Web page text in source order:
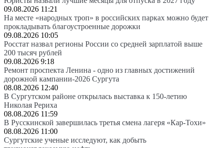
09.08.2026 11:21
На месте «народных троп» в российских парках можно будет
прокладывать благоустроенные дорожки
09.08.2026 10:05
Росстат назвал регионы России со средней зарплатой выше
200 тысяч рублей
09.08.2026 9:18
Ремонт проспекта Ленина - одно из главных достижений
дорожной кампании-2026 Сургута
08.08.2026 12:40
В Сургутском районе открылась выставка к 150-летию
Николая Рериха
08.08.2026 11:59
В Русскинской завершилась третья смена лагеря «Кар-Тохи»
08.08.2026 11:00
Сургутские ученые исследуют, как добыть